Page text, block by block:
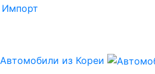
Автомобили из Кореи